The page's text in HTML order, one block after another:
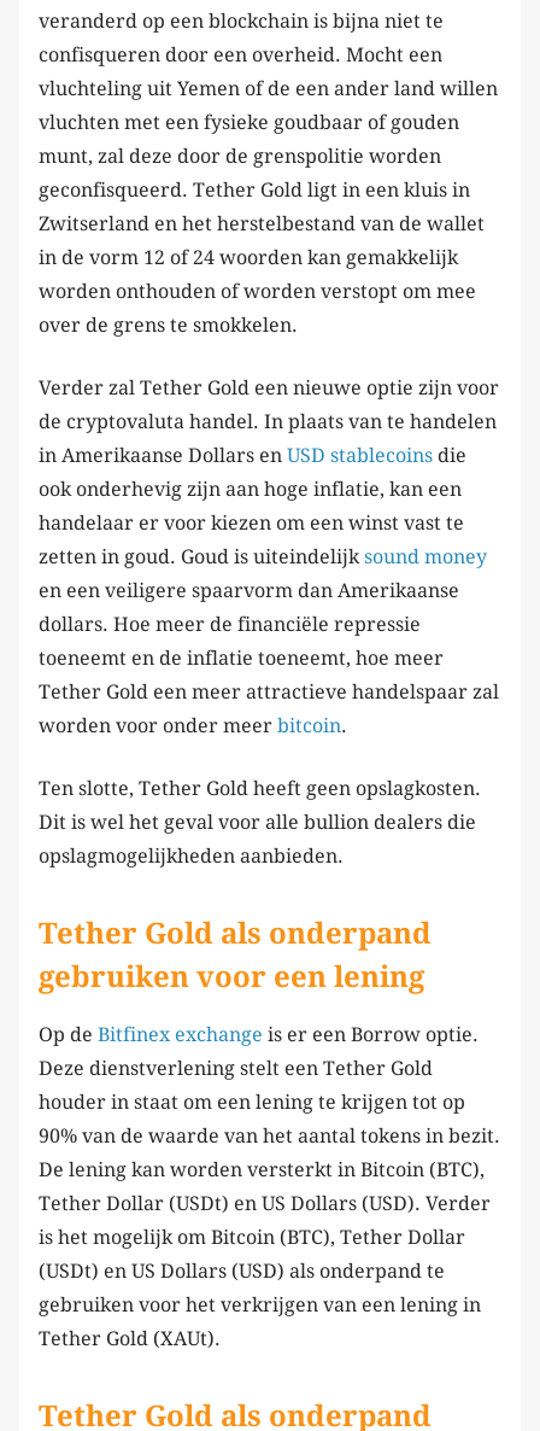
veranderd op een blockchain is bijna niet te
confisqueren door een overheid. Mocht een
vluchteling uit Yemen of de een ander land willen
vluchten met een fysieke goudbaar of gouden
munt, zal deze door de grenspolitie worden
geconfisqueerd. Tether Gold ligt in een kluis in
Zwitserland en het herstelbestand van de wallet
in de vorm 12 of 24 woorden kan gemakkelijk
worden onthouden of worden verstopt om mee
over de grens te smokkelen.
Verder zal Tether Gold een nieuwe optie zijn voor
de cryptovaluta handel. In plaats van te handelen
in Amerikaanse Dollars en USD stablecoins die
ook onderhevig zijn aan hoge inflatie, kan een
handelaar er voor kiezen om een winst vast te
zetten in goud. Goud is uiteindelijk sound money
en een veiligere spaarvorm dan Amerikaanse
dollars. Hoe meer de financiële repressie
toeneemt en de inflatie toeneemt, hoe meer
Tether Gold een meer attractieve handelspaar zal
worden voor onder meer bitcoin.
Ten slotte, Tether Gold heeft geen opslagkosten.
Dit is wel het geval voor alle bullion dealers die
opslagmogelijkheden aanbieden.
Tether Gold als onderpand
gebruiken voor een lening
Op de Bitfinex exchange is er een Borrow optie.
Deze dienstverlening stelt een Tether Gold
houder in staat om een lening te krijgen tot op
90% van de waarde van het aantal tokens in bezit.
De lening kan worden versterkt in Bitcoin (BTC),
Tether Dollar (USDt) en US Dollars (USD). Verder
is het mogelijk om Bitcoin (BTC), Tether Dollar
(USDt) en US Dollars (USD) als onderpand te
gebruiken voor het verkrijgen van een lening in
Tether Gold (XAUt).
Tether Gold als onderpand